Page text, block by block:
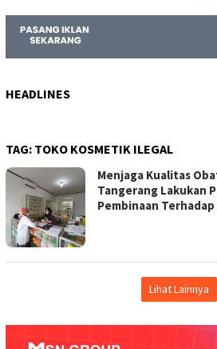
HEADLINES
TAG: TOKO KOSMETIK ILEGAL
Menjaga Kualitas
Tangerang Lakukan
Pembinaan
Lihat Lainnya